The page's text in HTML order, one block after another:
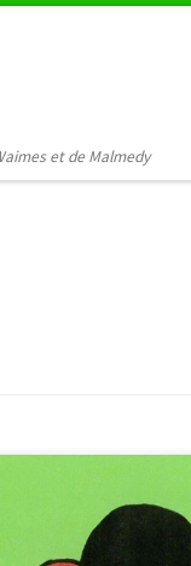
et de Malmedy
Rendez-vous le 10
de Malmedy pour un
». Zoum-zoum la